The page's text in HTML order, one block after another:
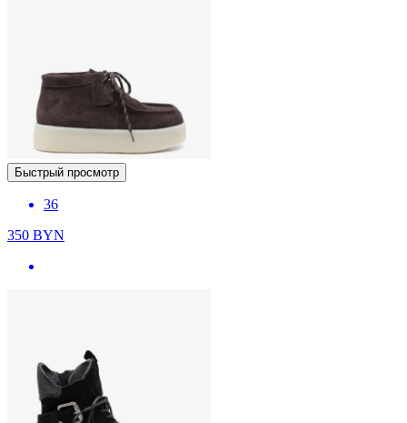
Быстрый просмотр
36
350 BYN